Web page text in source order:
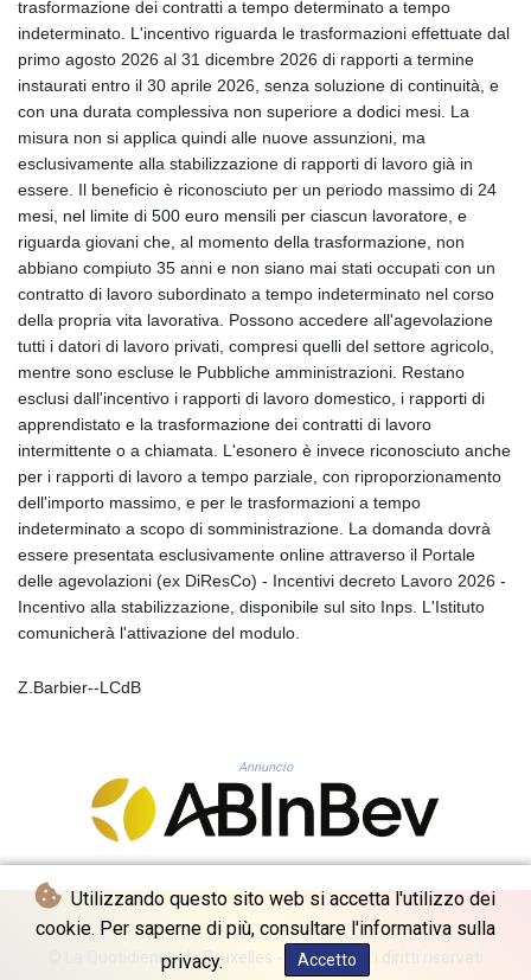
Utilizzando questo sito web si accetta l'utilizzo dei
cookie. Per saperne di più, consultare l'informativa sulla
privacy.
Accetto
HRK 7.536622
HTG 150.718127
HUF 363.096405
IDR 20580.370421
ILS 3.468234
IMP 0.8566
INR 110.076256
IQD 1509.981237
IRR
1590322.371805
ISK 142.598215
JEP 0.8566
JMD 183.057725
JOD 0.819746
JPY 182.445186
KES 149.158147
KGS 101.104505
KHR 4681.941823
KMF 492.514185
KRW 1627.677557
KWD 0.356853
KYD 0.960588
KZT 540.233287
LAK 26025.676609
LBP
LTL 3.413768
LVL 0.699335
LYD 7.331909
MGA 4918.938878
MKD 61.524236
MMK 2427.596601
trasformazione dei contratti a tempo determinato a tempo
indeterminato. L'incentivo riguarda le trasformazioni effettuate dal
primo agosto 2026 al 31 dicembre 2026 di rapporti a termine
instaurati entro il 30 aprile 2026, senza soluzione di continuità, e
con una durata complessiva non superiore a dodici mesi. La
misura non si applica quindi alle nuove assunzioni, ma
esclusivamente alla stabilizzazione di rapporti di lavoro già in
essere. Il beneficio è riconosciuto per un periodo massimo di 24
mesi, nel limite di 500 euro mensili per ciascun lavoratore, e
riguarda giovani che, al momento della trasformazione, non
abbiano compiuto 35 anni e non siano mai stati occupati con un
contratto di lavoro subordinato a tempo indeterminato nel corso
della propria vita lavorativa. Possono accedere all'agevolazione
tutti i datori di lavoro privati, compresi quelli del settore agricolo,
mentre sono escluse le Pubbliche amministrazioni. Restano
esclusi dall'incentivo i rapporti di lavoro domestico, i rapporti di
apprendistato e la trasformazione dei contratti di lavoro
intermittente o a chiamata. L'esonero è invece riconosciuto anche
per i rapporti di lavoro a tempo parziale, con riproporzionamento
dell'importo massimo, e per le trasformazioni a tempo
indeterminato a scopo di somministrazione. La domanda dovrà
essere presentata esclusivamente online attraverso il Portale
delle agevolazioni (ex DiResCo) - Incentivi decreto Lavoro 2026 -
Incentivo alla stabilizzazione, disponibile sul sito Inps. L'Istituto
comunicherà l'attivazione del modulo.
Z.Barbier--LCdB
Annuncio
© La Quotidienne de Bruxelles - 2026 - Tutti i diritti riservati